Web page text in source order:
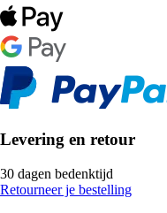
Levering en retour
30 dagen bedenktijd
Retourneer je bestelling